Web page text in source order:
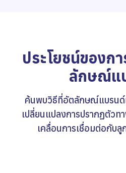
ประโยชน์ของก
ลักษณ์แ
ค้นพบวิธีที่อัตลักษณ์แบรนด์
เปลี่ยนแปลงการปรากฏตัว
เคลื่อนการเชื่อมต่อกับ